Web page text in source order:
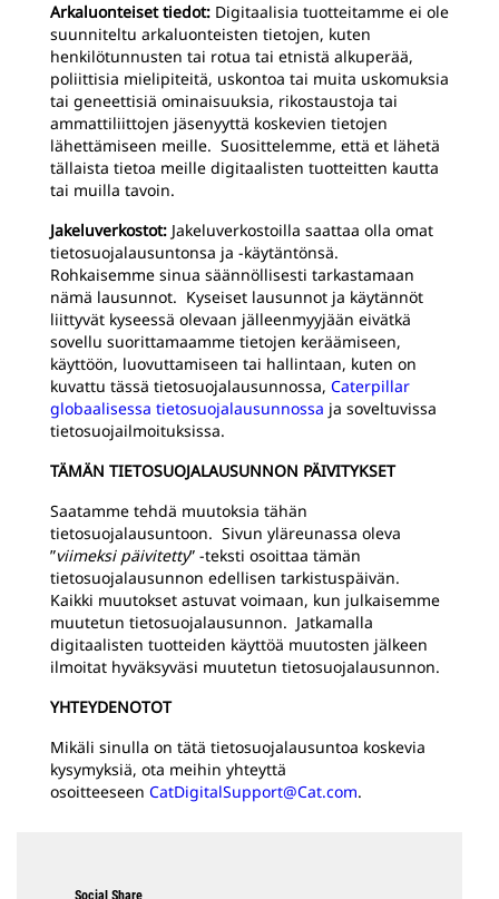
Arkaluonteiset tiedot: Digitaalisia tuotteitamme ei ole
suunniteltu arkaluonteisten tietojen, kuten
henkilötunnusten tai rotua tai etnistä alkuperää,
poliittisia mielipiteitä, uskontoa tai muita uskomuksia
tai geneettisiä ominaisuuksia, rikostaustoja tai
ammattiliittojen jäsenyyttä koskevien tietojen
lähettämiseen meille. Suosittelemme, että et lähetä
tällaista tietoa meille digitaalisten tuotteitten kautta
tai muilla tavoin.
Jakeluverkostot: Jakeluverkostoilla saattaa olla omat
tietosuojalausuntonsa ja -käytäntönsä.
Rohkaisemme sinua säännöllisesti tarkastamaan
nämä lausunnot. Kyseiset lausunnot ja käytännöt
liittyvät kyseessä olevaan jälleenmyyjään eivätkä
sovellu suorittamaamme tietojen keräämiseen,
käyttöön, luovuttamiseen tai hallintaan, kuten on
kuvattu tässä tietosuojalausunnossa, Caterpillar
globaalisessa tietosuojalausunnossa ja soveltuvissa
tietosuojailmoituksissa.
TÄMÄN TIETOSUOJALAUSUNNON PÄIVITYKSET
Saatamme tehdä muutoksia tähän
tietosuojalausuntoon. Sivun yläreunassa oleva
”viimeksi päivitetty” -teksti osoittaa tämän
tietosuojalausunnon edellisen tarkistuspäivän.
Kaikki muutokset astuvat voimaan, kun julkaisemme
muutetun tietosuojalausunnon. Jatkamalla
digitaalisten tuotteiden käyttöä muutosten jälkeen
ilmoitat hyväksyväsi muutetun tietosuojalausunnon.
YHTEYDENOTOT
Mikäli sinulla on tätä tietosuojalausuntoa koskevia
kysymyksiä, ota meihin yhteyttä
osoitteeseen CatDigitalSupport@Cat.com.
Social Share